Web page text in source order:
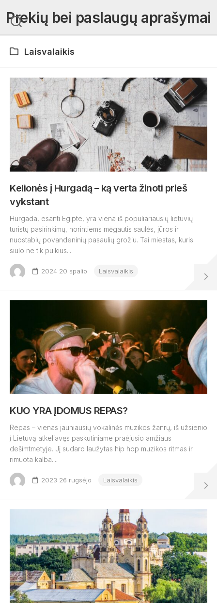
content
Prekių bei paslaugų aprašymai
Laisvalaikis
Kelionės į Hurgadą – ką verta žinoti prieš
vykstant
Hurgada, esanti Egipte, yra viena iš populiariausių lietuvių
turistų pasirinkimų, norintiems mėgautis saulės, jūros ir
nuostabių povandeninių pasaulių grožiu. Tai miestas, kuris
siūlo ne tik puikius...
2024 20 spalio Laisvalaikis
KUO YRA ĮDOMUS REPAS?
Repas – vienas jauniausių vokalinės muzikos žanrų, iš užsienio
į Lietuvą atkeliavęs paskutiniame praėjusio amžiaus
dešimtmetyje. Jį sudaro laužytas hip hop muzikos ritmas ir
rimuota kalba....
2023 26 rugsėjo Laisvalaikis